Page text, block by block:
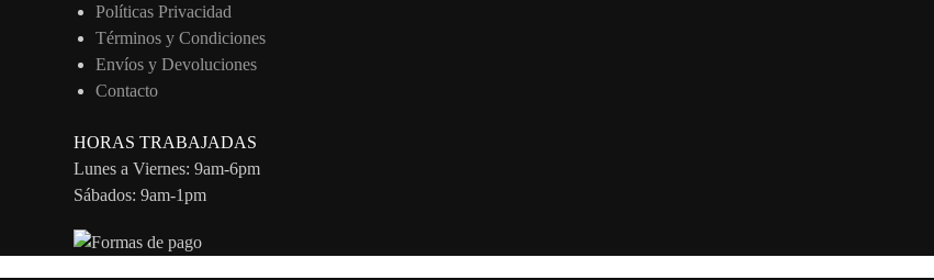
Políticas Privacidad
Términos y Condiciones
Envíos y Devoluciones
Contacto
HORAS TRABAJADAS
Lunes a Viernes: 9am-6pm
Sábados: 9am-1pm